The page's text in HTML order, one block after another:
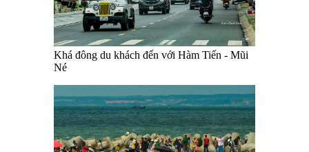
Khá đông du khách đến với Hàm Tiến - Mũi
Né